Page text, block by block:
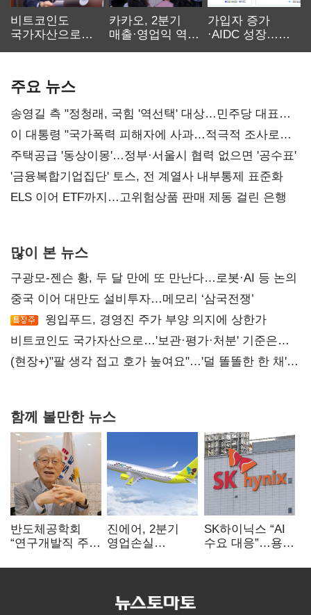
비트코인도
국가자산으로…'
카카오, 2분기
매출·영업익 역대
가입자 증가
·AIDC 성장…
주요 뉴스
송영길 측 "정청래, 국힘 '역선택' 대상…민주당 대표로
총선 지휘 못해"
이 대통령 "국가폭력 피해자에 사과…적극적 조사로
진실 밝혀야"
주택공급 '동상이몽'…정부·서울시 협력 없으면 '공수표'
'금융복합기업집단' 토스, 전 계열사 내부통제 표준화
ELS 이어 ETF까지…고위험상품 판매 제동 걸린 은행
많이 본 뉴스
구광모-젠슨 황, 두 달 만에 또 만난다…로봇·AI 등 논의
중국 이어 대만도 설비투자…메모리 ‘삼국전쟁’
윙입푸드, 경영진 주가 부양 의지에 상한가
비트코인도 국가자산으로…'보관·평가·처분' 기준은
숙제
(현장+)"팔 생각 접고 호가 높여요"…'덜 똘똘한 한 채'
함께 볼만한 뉴스
반도체공학회
“연구개발직 주
개선해야”
진에어, 2분기
영업손실
상승 여파
SK하이닉스 “AI
수요 대응”…용인
투자